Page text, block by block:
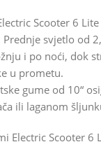
Scooter 6
Prednje svjetlo od
i po noći, dok
u prometu.
gume od 10“
ili laganom
Electric Scooter